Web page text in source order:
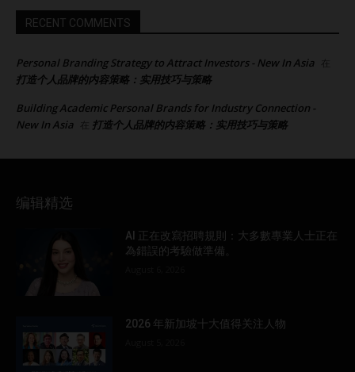
RECENT COMMENTS
Personal Branding Strategy to Attract Investors - New In Asia 在
打造个人品牌的内容策略：实用技巧与策略
Building Academic Personal Brands for Industry Connection -
New In Asia
在 打造个人品牌的内容策略：实用技巧与策略
编辑精选
AI 正在改寫招聘規則：大多數專業人士正在
為錯誤的考驗做準備。
2026 年新加坡十大值得关注人物